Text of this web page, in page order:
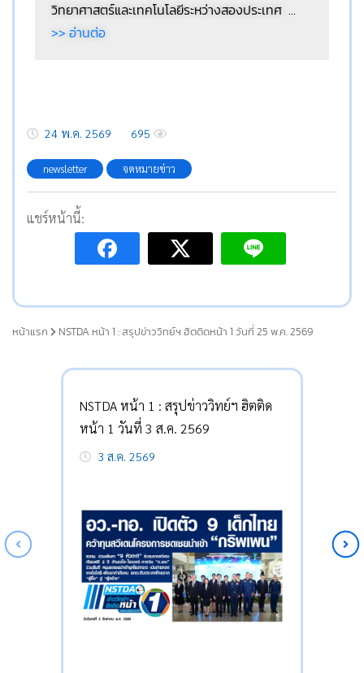
วิทยาศาสตร์และเทคโนโลยีระหว่างสองประเทศ …
>> อ่านต่อ
24 พ.ค. 2569 695
newsletter จดหมายข่าว
แชร์หน้านี้:
หน้าแรก NSTDA หน้า 1 : สรุปข่าววิทย์ฯ ฮิตติดหน้า 1 วันที่ 25 พ.ค. 2569
NSTDA หน้า 1 : สรุปข่าววิทย์ฯ ฮิตติด
หน้า 1 วันที่ 3 ส.ค. 2569
3 ส.ค. 2569